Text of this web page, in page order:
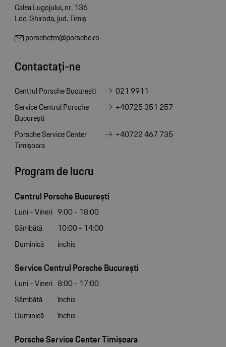
Calea Lugojului, nr. 136
Loc. Ghiroda, jud. Timiș
porschetm@porsche.ro
Contactați-ne
Centrul Porsche București
021 9911
Service Centrul Porsche
București
+40725 351 257
Porsche Service Center
Timișoara
+40722 467 735
Program de lucru
Centrul Porsche București
Luni - Vineri 9:00 - 18:00
Sâmbătă
10:00 - 14:00
Duminică
închis
Service Centrul Porsche București
Luni - Vineri 8:00 - 17:00
Sâmbătă
închis
Duminică
închis
Porsche Service Center Timișoara